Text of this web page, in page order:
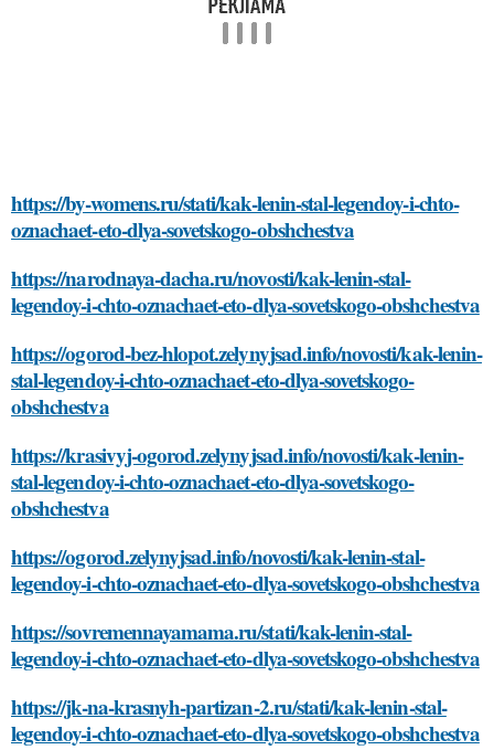
https://by-womens.ru/stati/kak-lenin-stal-legendoy-i-chto-
oznachaet-eto-dlya-sovetskogo-obshchestva
https://narodnaya-dacha.ru/novosti/kak-lenin-stal-
legendoy-i-chto-oznachaet-eto-dlya-sovetskogo-obshchestva
https://ogorod-bez-hlopot.zelynyjsad.info/novosti/kak-lenin-
stal-legendoy-i-chto-oznachaet-eto-dlya-sovetskogo-
obshchestva
https://krasivyj-ogorod.zelynyjsad.info/novosti/kak-lenin-
stal-legendoy-i-chto-oznachaet-eto-dlya-sovetskogo-
obshchestva
https://ogorod.zelynyjsad.info/novosti/kak-lenin-stal-
legendoy-i-chto-oznachaet-eto-dlya-sovetskogo-obshchestva
https://sovremennayamama.ru/stati/kak-lenin-stal-
legendoy-i-chto-oznachaet-eto-dlya-sovetskogo-obshchestva
https://jk-na-krasnyh-partizan-2.ru/stati/kak-lenin-stal-
legendoy-i-chto-oznachaet-eto-dlya-sovetskogo-obshchestva